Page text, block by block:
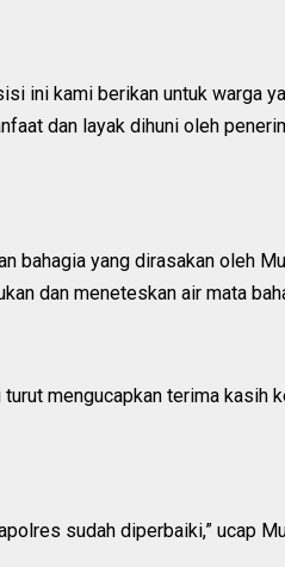
ini kami berikan untuk warga
dan layak dihuni oleh
bahagia yang dirasakan oleh
dan meneteskan air mata
mengucapkan terima kasih
sudah diperbaiki,” ucap